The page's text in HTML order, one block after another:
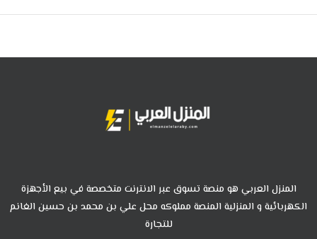
المنزل العربي هو منصة تسوق عبر الانترنت متخصصة في بيع الأجهزة
الكهربائية و المنزلية المنصة مملوكه محل علي بن محمد بن حسين الغانم
للتجارة